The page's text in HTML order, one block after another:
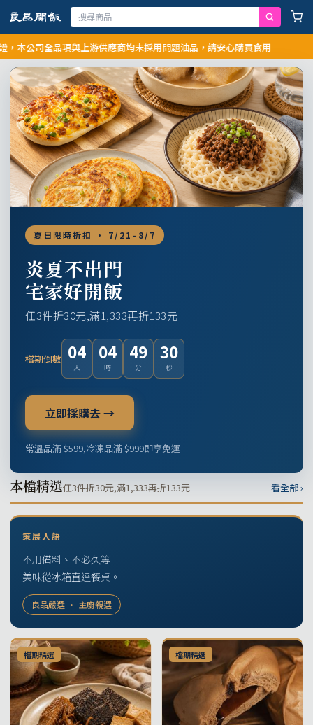
司全品項與上游供應商均未採用問題油品，請安心購買食用
夏日限時折扣 · 7/21–8/7
炎夏不出門
宅家好開飯
任3件折30元,滿1,333再折133元
檔期倒數 04
天
04
時
49
分
29
秒
立即採購去 →
常溫品滿 $599,冷凍品滿 $999即享免運
本檔精選任3件折30元,滿1,333再折133元 看全部 ›
策展人語
不用備料、不必久等
美味從冰箱直達餐桌。
良品嚴選 · 主廚親選
檔期精選 檔期精選